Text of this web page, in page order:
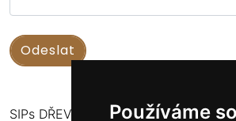
Používáme
SIPs DŘEVOSTAVBY